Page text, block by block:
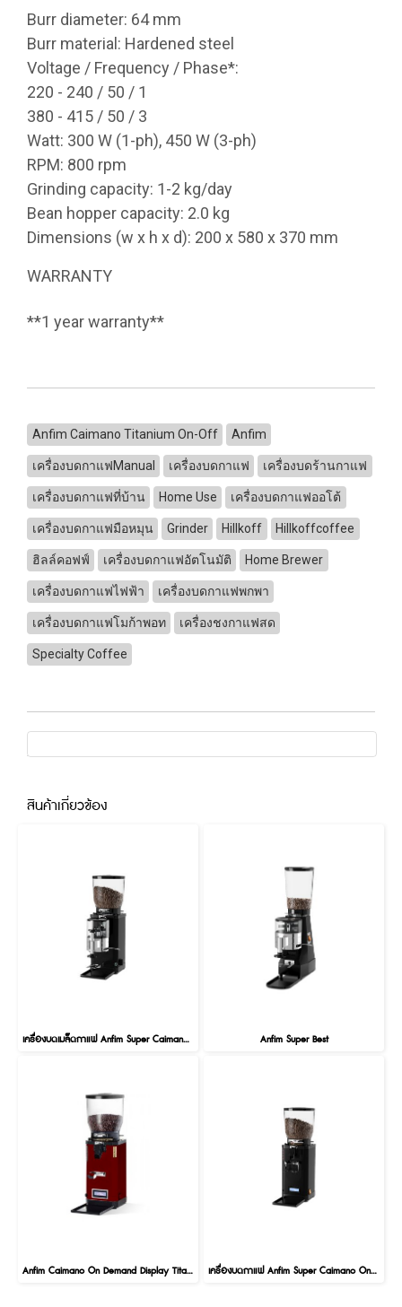
Burr diameter: 64 mm
Burr material: Hardened steel
Voltage / Frequency / Phase*:
220 - 240 / 50 / 1
380 - 415 / 50 / 3
Watt: 300 W (1-ph), 450 W (3-ph)
RPM: 800 rpm
Grinding capacity: 1-2 kg/day
Bean hopper capacity: 2.0 kg
Dimensions (w x h x d): 200 x 580 x 370 mm
WARRANTY
**1 year warranty**
Anfim Caimano Titanium On-Off Anfim
เครื่องบดกาแฟManual เครื่องบดกาแฟ เครื่องบดร้านกาแฟ
เครื่องบดกาแฟที่บ้าน Home Use เครื่องบดกาแฟออโต้
เครื่องบดกาแฟมือหมุน Grinder Hillkoff Hillkoffcoffee
ฮิลล์คอฟฟ์ เครื่องบดกาแฟอัตโนมัติ Home Brewer
เครื่องบดกาแฟไฟฟ้า เครื่องบดกาแฟพกพา
เครื่องบดกาแฟโมก้าพอท เครื่องชงกาแฟสด
Specialty Coffee
สินค้าเกี่ยวข้อง
เครื่องบดเมล็ดกาแฟ Anfim Super Caimano On-Off Anfim Super Best
Anfim Caimano On Demand Display Titanium เครื่องบดกาแฟ Anfim Super Caimano On Demand Display II